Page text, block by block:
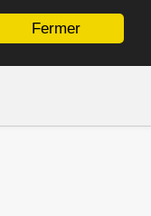
Fermer